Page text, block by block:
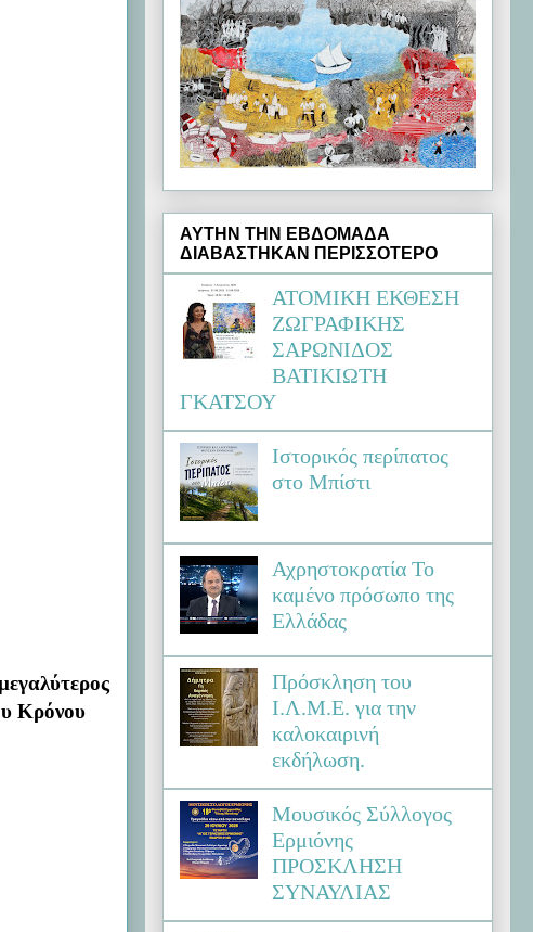
Κρόνου
ΑΥΤΗΝ ΤΗΝ ΕΒΔΟΜΑΔΑ
ΔΙΑΒΑΣΤΗΚΑΝ ΠΕΡΙΣΣΟΤΕΡΟ
ΑΤΟΜΙΚΗ ΕΚΘΕΣΗ
ΖΩΓΡΑΦΙΚΗΣ
ΣΑΡΩΝΙΔΟΣ
ΒΑΤΙΚΙΩΤΗ
ΓΚΑΤΣΟΥ
Ιστορικός περίπατος
στο Μπίστι
Αχρηστοκρατία Το
καμένο πρόσωπο της
Ελλάδας
Πρόσκληση του
Ι.Λ.Μ.Ε. για την
καλοκαιρινή
εκδήλωση.
Μουσικός Σύλλογος
Ερμιόνης
ΠΡΟΣΚΛΗΣΗ
ΣΥΝΑΥΛΙΑΣ